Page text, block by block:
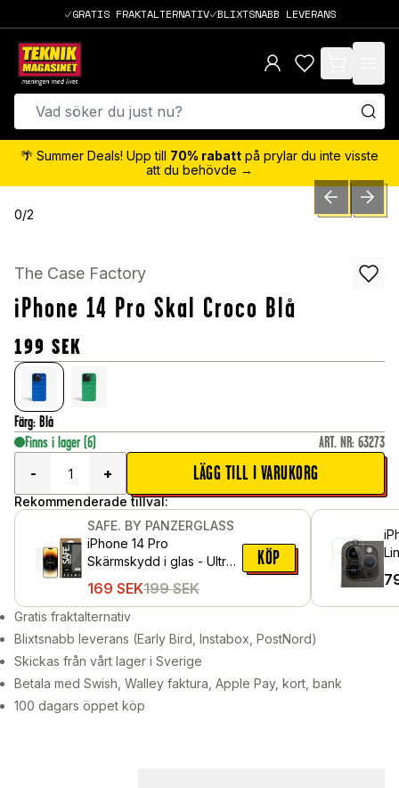
GRATIS FRAKTALTERNATIV BLIXTSNABB LEVERANS
items in cart,
🌴 Summer Deals! Upp till 70% rabatt på prylar du inte visste
att du behövde →
0/2 PREVIOUSNEXT
The Case Factory
iPhone 14 Pro Skal Croco Blå
199 SEK
Färg: Blå
Finns i lager (6) ART. NR: 63273
-
+ LÄGG TILL I VARUKORG
Rekommenderade tillval:
SAFE. BY PANZERGLASS
iPhone 14 Pro
Skärmskydd i glas - Ultra
169 SEK199 SEK
KÖP
Gratis fraktalternativ
Blixtsnabb leverans (Early Bird, Instabox, PostNord)
Skickas från vårt lager i Sverige
Betala med Swish, Walley faktura, Apple Pay, kort, bank
100 dagars öppet köp